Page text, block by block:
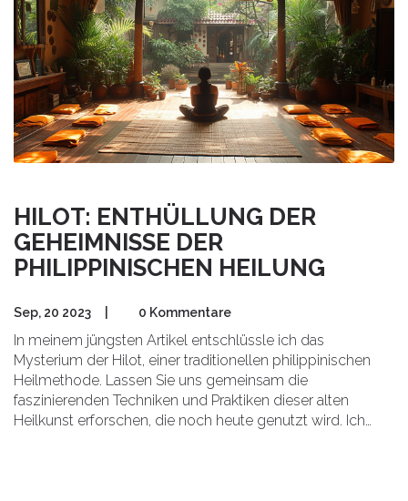
HILOT: ENTHÜLLUNG DER
GEHEIMNISSE DER
PHILIPPINISCHEN HEILUNG
Sep, 20 2023 0 Kommentare
In meinem jüngsten Artikel entschlüssle ich das
Mysterium der Hilot, einer traditionellen philippinischen
Heilmethode. Lassen Sie uns gemeinsam die
faszinierenden Techniken und Praktiken dieser alten
Heilkunst erforschen, die noch heute genutzt wird. Ich